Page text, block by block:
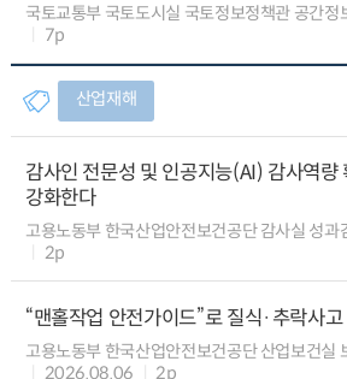
국토교통부 국토도시실 국토정보정책관 공간정
7p
산업재해
감사인 전문성 및 인공지능(AI) 감사역량
강화한다
고용노동부 한국산업안전보건공단 감사실 성과
2p
“맨홀작업 안전가이드”로 질식·추락사
고용노동부 한국산업안전보건공단 산업보건실
2026.08.06
2p